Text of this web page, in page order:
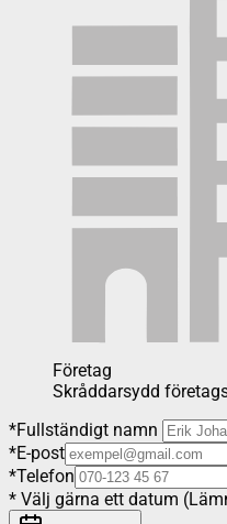
Företag
Skråddarsydd
*Fullständigt namn
*E-post
*Telefon
* Välj gärna ett datum